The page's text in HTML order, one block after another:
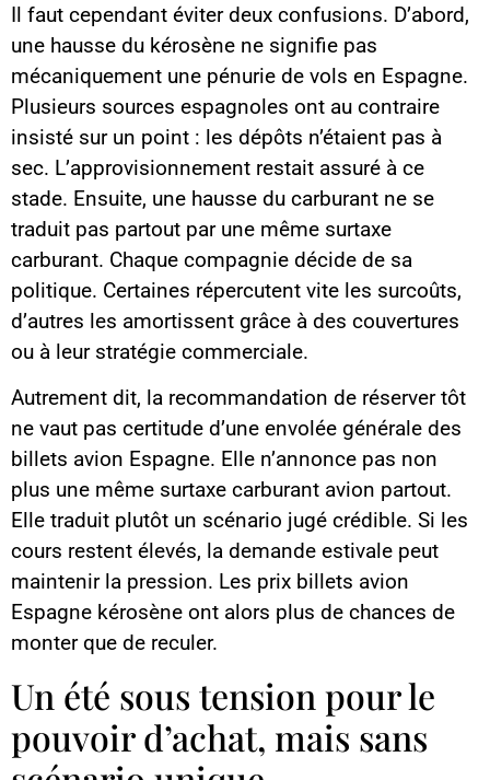
Il faut cependant éviter deux confusions. D’abord,
une hausse du kérosène ne signifie pas
mécaniquement une pénurie de vols en Espagne.
Plusieurs sources espagnoles ont au contraire
insisté sur un point : les dépôts n’étaient pas à
sec. L’approvisionnement restait assuré à ce
stade. Ensuite, une hausse du carburant ne se
traduit pas partout par une même surtaxe
carburant. Chaque compagnie décide de sa
politique. Certaines répercutent vite les surcoûts,
d’autres les amortissent grâce à des couvertures
ou à leur stratégie commerciale.
Autrement dit, la recommandation de réserver tôt
ne vaut pas certitude d’une envolée générale des
billets avion Espagne. Elle n’annonce pas non
plus une même surtaxe carburant avion partout.
Elle traduit plutôt un scénario jugé crédible. Si les
cours restent élevés, la demande estivale peut
maintenir la pression. Les prix billets avion
Espagne kérosène ont alors plus de chances de
monter que de reculer.
Un été sous tension pour le
pouvoir d’achat, mais sans